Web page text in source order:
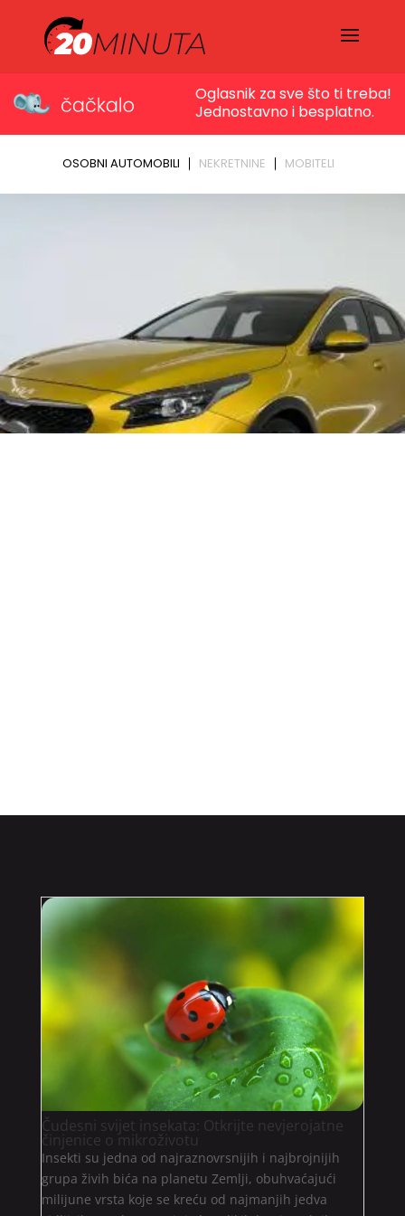
Čudesni svijet insekata: Otkrijte nevjerojatne
činjenice o mikroživotu
Insekti su jedna od najraznovrsnijih i najbrojnijih
grupa živih bića na planetu Zemlji, obuhvaćajući
milijune vrsta koje se kreću od najmanjih jedva